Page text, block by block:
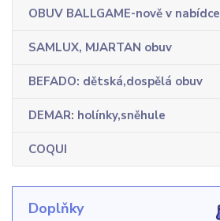
OBUV BALLGAME-nově v nabídce
SAMLUX, MJARTAN obuv
BEFADO: dětská,dospělá obuv
DEMAR: holínky,sněhule
COQUI
Doplňky